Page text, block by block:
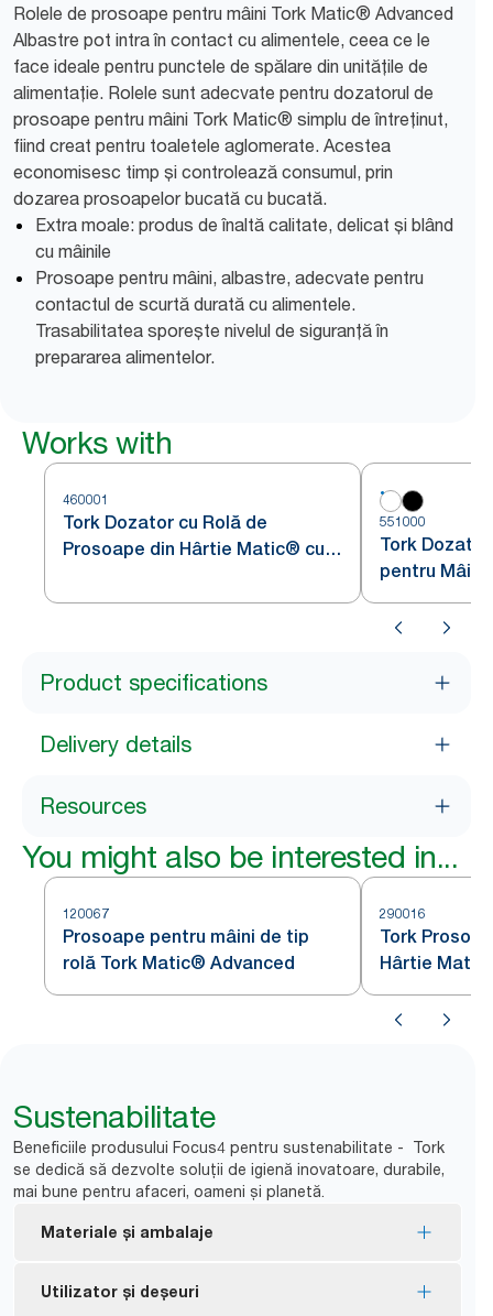
Rolele de prosoape pentru mâini Tork Matic® Advanced
Albastre pot intra în contact cu alimentele, ceea ce le
face ideale pentru punctele de spălare din unitățile de
alimentație. Rolele sunt adecvate pentru dozatorul de
prosoape pentru mâini Tork Matic® simplu de întreținut,
fiind creat pentru toaletele aglomerate. Acestea
economisesc timp și controlează consumul, prin
dozarea prosoapelor bucată cu bucată.
Extra moale: produs de înaltă calitate, delicat și blând
cu mâinile
Prosoape pentru mâini, albastre, adecvate pentru
contactul de scurtă durată cu alimentele.
Trasabilitatea sporește nivelul de siguranță în
prepararea alimentelor.
Works with
460001
Tork Dozator cu Rolă de
Prosoape din Hârtie Matic® cu
Inoxidabil H1
551000
Tork
pentru Mâini
Alb H1
Product specifications
Delivery details
Resources
You might also be interested in...
120067
Prosoape pentru mâini de tip
rolă Tork Matic® Advanced
290016
Tork
Hârtie
Frunze
Sustenabilitate
Beneficiile produsului Focus4 pentru sustenabilitate - Tork
se dedică să dezvolte soluții de igienă inovatoare, durabile,
mai bune pentru afaceri, oameni și planetă.
Materiale și ambalaje
Rezerve certificate cu Eticheta ecologică UE
Utilizator și deșeuri